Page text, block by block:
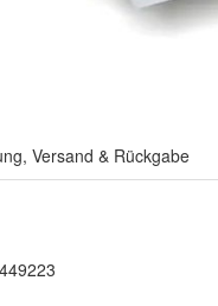
Versand & Rückgabe